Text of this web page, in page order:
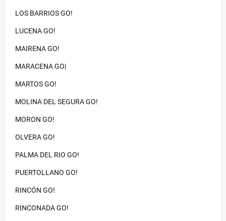
LOS BARRIOS GO!
LUCENA GO!
MAIRENA GO!
MARACENA GO|
MARTOS GO!
MOLINA DEL SEGURA GO!
MORON GO!
OLVERA GO!
PALMA DEL RIO GO!
PUERTOLLANO GO!
RINCÓN GO!
RINCONADA GO!